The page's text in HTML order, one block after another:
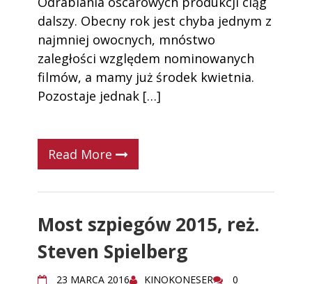
dalszy. Obecny rok jest chyba jednym z
najmniej owocnych, mnóstwo
zaległości względem nominowanych
filmów, a mamy już środek kwietnia.
Pozostaje jednak […]
Read More
Most szpiegów 2015, reż.
Steven Spielberg
23 MARCA 2016 KINOKONESER 0